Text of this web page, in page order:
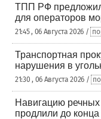
ТПП РФ
для операторов
21:45 , 06 Августа 2026 /
Транспортная
нарушения в
21:30 , 06 Августа 2026 /
Навигацию
продлили до конца